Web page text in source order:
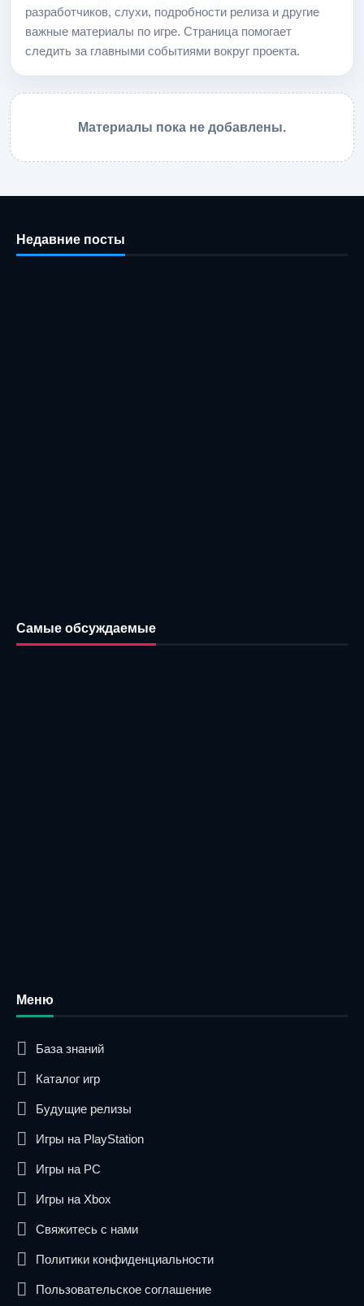
разработчиков, слухи, подробности релиза и другие
важные материалы по игре. Страница помогает
следить за главными событиями вокруг проекта.
Материалы пока не добавлены.
Недавние посты
Самые обсуждаемые
Меню
База знаний
Каталог игр
Будущие релизы
Игры на PlayStation
Игры на PC
Игры на Xbox
Свяжитесь с нами
Политики конфиденциальности
Пользовательское соглашение